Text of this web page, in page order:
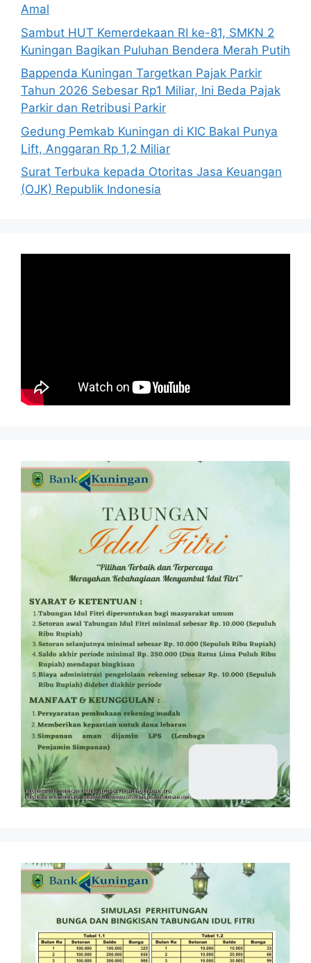
Amal
Sambut HUT Kemerdekaan RI ke-81, SMKN 2
Kuningan Bagikan Puluhan Bendera Merah Putih
Bappenda Kuningan Targetkan Pajak Parkir
Tahun 2026 Sebesar Rp1 Miliar, Ini Beda Pajak
Parkir dan Retribusi Parkir
Gedung Pemkab Kuningan di KIC Bakal Punya
Lift, Anggaran Rp 1,2 Miliar
Surat Terbuka kepada Otoritas Jasa Keuangan
(OJK) Republik Indonesia